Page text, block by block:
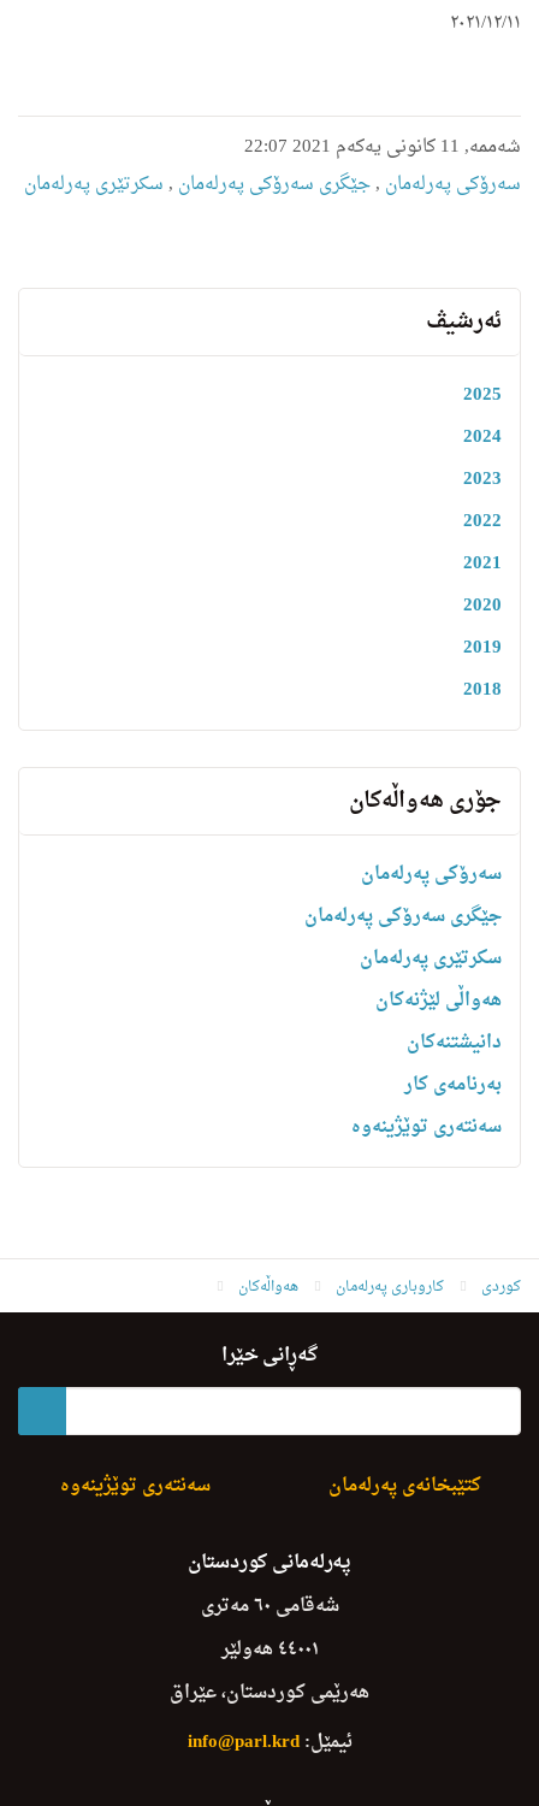
٢٠٢١/١٢/١١
شەممە, 11 کانونی یەکەم 2021 22:07
سەرۆکی پەرلەمان ,جێگری سەرۆکی پەرلەمان ,سکرتێری پەرلەمان
ئەرشیڤ
2025
2024
2023
2022
2021
2020
2019
2018
جۆری هەواڵەکان
سەرۆکی پەرلەمان
جێگری سەرۆکی پەرلەمان
سکرتێری پەرلەمان
هه‌واڵى لێژنه‌كان
دانیشتنه‌کان
بەرنامەی کار
سەنتەری توێژینەوە
کوردی کاروباری پەرلەمان هەواڵەکان
peyamy hawxemy serokayaty bo gulizar reshyd sndy
گەڕانی خێرا
سەنتەری توێژینەوە کتێبخانەی پەرلەمان
پەرلەمانی کوردستان
شەقامی ٦٠ مەتری
٤٤٠٠١ هەولێر
هەرێمی کوردستان، عێراق
ئیمێل:info@parl.krd